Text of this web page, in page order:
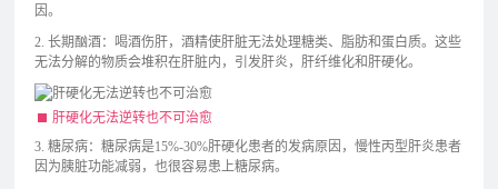
因。
2. 长期酗酒：喝酒伤肝，酒精使肝脏无法处理糖类、脂肪和蛋白质。这些
无法分解的物质会堆积在肝脏内，引发肝炎，肝纤维化和肝硬化。
肝硬化无法逆转也不可治愈
3. 糖尿病：糖尿病是15%-30%肝硬化患者的发病原因，慢性丙型肝炎患者
因为胰脏功能减弱，也很容易患上糖尿病。